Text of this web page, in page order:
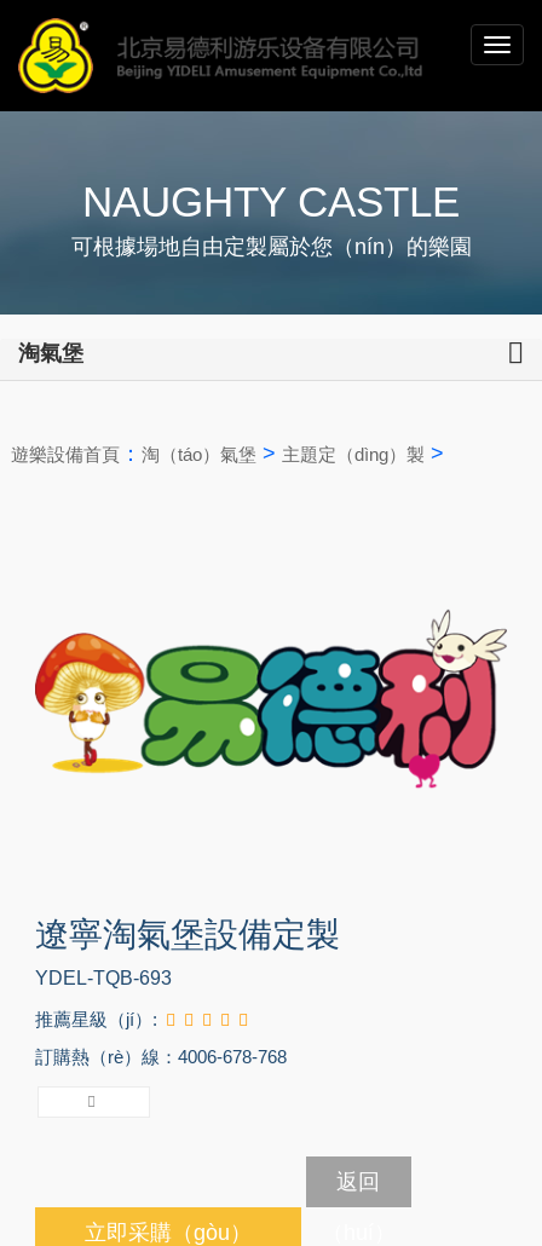
NAUGHTY CASTLE
可根據場地自由定製屬於您（nín）的樂園
淘氣堡
遊樂設備首頁： 淘（táo）氣堡 > 主題定（dìng）製 >
遼寧淘氣堡設備定製
YDEL-TQB-693
推薦星級（jí）:
訂購熱（rè）線：4006-678-768
立即采購（gòu）
返回